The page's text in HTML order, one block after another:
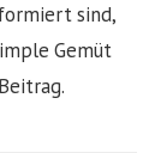
sind,
Gemüt